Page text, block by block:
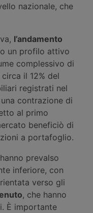
nazionale, che
l’andamento
un profilo attivo
complessivo di
il 12% del
registrati nel
contrazione di
al primo
beneficiò di
a portafoglio.
prevalso
inferiore, con
verso gli
, che hanno
È importante